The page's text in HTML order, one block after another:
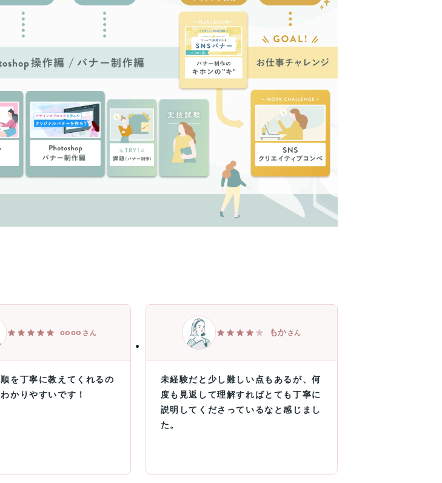
coco さん
を丁寧に教えてくれるの
かりやすいです！
もかさん
未経験だと少し難しい点もあるが、何
度も見返して理解すればとても丁寧に
説明してくださっているなと感じまし
た。